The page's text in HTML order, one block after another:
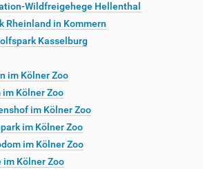
Wildfreigehege Hellenthal
Rheinland in Kommern
Kasselburg
im Kölner Zoo
Kölner Zoo
im Kölner Zoo
im Kölner Zoo
im Kölner Zoo
im Kölner Zoo